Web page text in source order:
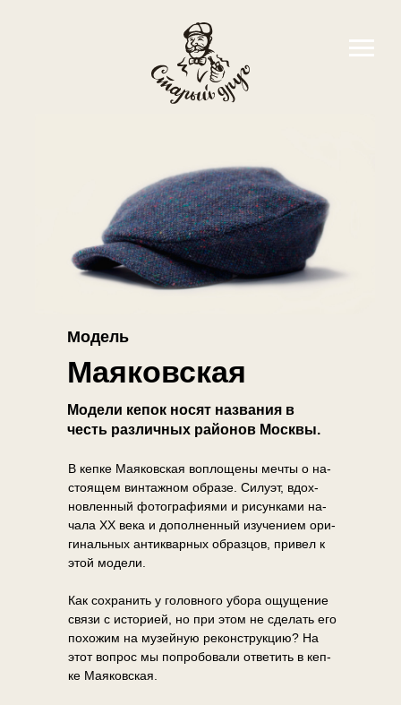
В кеп­ке Маяковская во­пло­ще­ны меч­ты о на­
сто­я­щем вин­таж­ном об­ра­зе. Си­лу­эт, вдох­
нов­лен­ный фо­то­гра­фи­я­ми и ри­сун­ка­ми на­
ча­ла XX века и до­пол­нен­ный изу­че­ни­ем ори­
ги­наль­ных ан­ти­квар­ных об­раз­цов, при­вел к
этой мо­де­ли.
Как со­хра­нить у го­лов­но­го убо­ра ощу­ще­ние
свя­зи с ис­то­ри­ей, но при этом не сде­лать его
по­хо­жим на му­зей­ную ре­кон­струк­цию? На
этот во­прос мы по­про­бо­вали от­ве­тить в кеп­
ке Маяковская.
Маяковская
Модель
Модели кепок носят названия в
честь различных районов Москвы.